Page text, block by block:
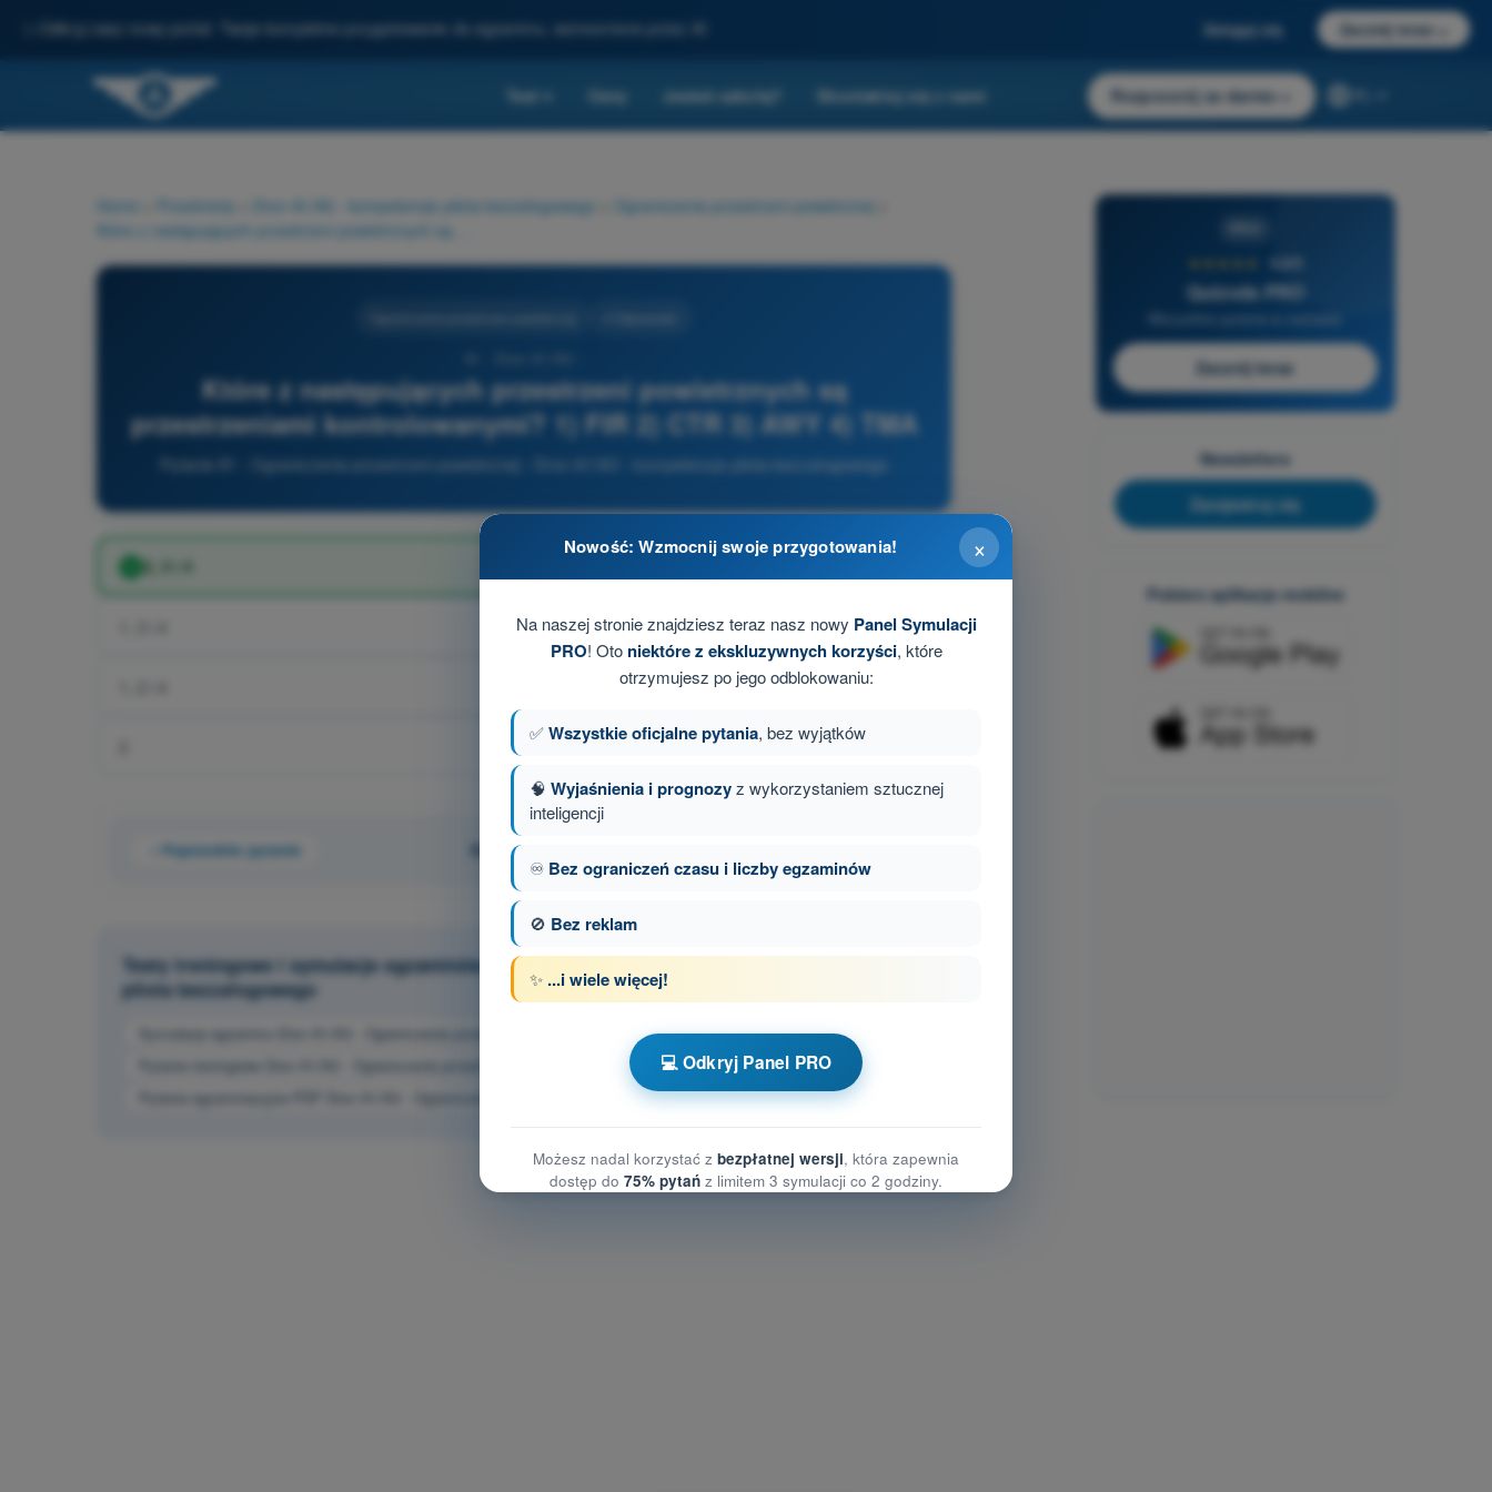
Odkryj nasz nowy portal: Twoje kompletne przygotowanie do egzaminu, wzmocnione przez AI Zaloguj się Zacznij teraz
Test Ceny Jesteś szkołą? Skontaktuj się z nami Rozpocznij za darmo
Home Przedmioty Dron A1/A3 - kompetencje pilota bezzałogowego Ograniczenia przestrzeni powietrznej
Które z następujących przestrzeni powietrznych są
przestrzeniami kontrolowanymi? 1) FIR 2) CTR 3) AWY 4) TMA
Pytanie 81 - Ograniczenia przestrzeni powietrznej - Dron A1/A3 - kompetencje pilota bezzałogowego
2, 3 i 4
Poprzednie pytanie Pytanie 81 z 97
Testy treningowe i symulacje egzaminów z limitem czasowym Dron A1/A3 - kompetencje
pilota bezzałogowego
Symulacja egzaminu Dron A1/A3 - Ograniczenia przestrzeni powietrznej
Pytania treningowe Dron A1/A3 - Ograniczenia przestrzeni powietrznej
Pytania egzaminacyjne PDF Dron A1/A3 - Ograniczenia przestrzeni powietrznej
4,6/5
Quizvds PRO
Zacznij teraz
Newslettera
Zarejestruj się
Pobierz aplikacje mobilne
×
Nowość: Wzmocnij swoje przygotowania!
Na naszej stronie znajdziesz teraz nasz nowy Panel Symulacji
PRO! Oto niektóre z ekskluzywnych korzyści, które
otrzymujesz po jego odblokowaniu:
✅Wszystkie oficjalne pytania, bez wyjątków
🧠 Wyjaśnienia i prognozyz wykorzystaniem sztucznej
inteligencji
♾️ Bez ograniczeń czasu i liczby egzaminów
🚫 Bez reklam
✨ ...i wiele więcej!
💻 Odkryj Panel PRO
Możesz nadal korzystać z bezpłatnej wersji, która zapewnia
dostęp do 75% pytań z limitem 3 symulacji co 2 godziny.